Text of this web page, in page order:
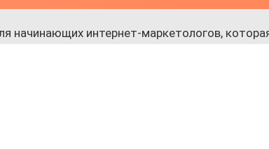
начинающих интернет-маркетологов,